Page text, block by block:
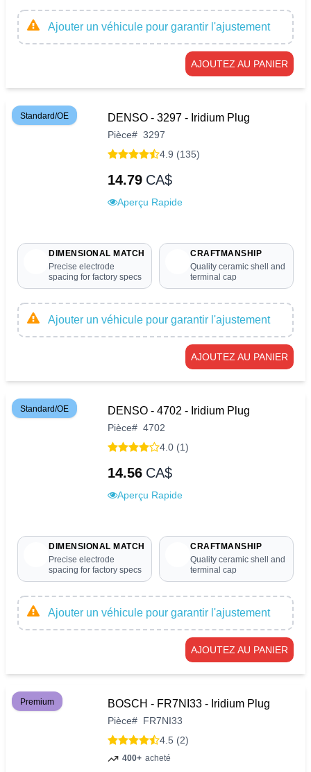
Ajouter un véhicule pour garantir l'ajustement
AJOUTEZ AU PANIER
Standard/OE DENSO - 3297 - Iridium Plug
Pièce# 3297
4.9 (135)
14.79 CA$
Aperçu Rapide
DIMENSIONAL MATCH
Precise electrode
spacing for factory specs
CRAFTMANSHIP
Quality ceramic shell and
terminal cap
Ajouter un véhicule pour garantir l'ajustement
AJOUTEZ AU PANIER
Standard/OE DENSO - 4702 - Iridium Plug
Pièce# 4702
4.0 (1)
14.56 CA$
Aperçu Rapide
DIMENSIONAL MATCH
Precise electrode
spacing for factory specs
CRAFTMANSHIP
Quality ceramic shell and
terminal cap
Ajouter un véhicule pour garantir l'ajustement
AJOUTEZ AU PANIER
Premium BOSCH - FR7NI33 - Iridium Plug
Pièce# FR7NI33
4.5 (2)
400+ acheté